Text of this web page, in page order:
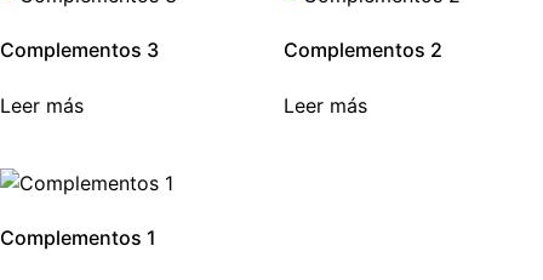
Complementos 3
Leer más
Complementos 2
Leer más
Complementos 1